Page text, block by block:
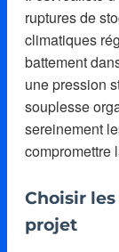
ruptures de
climatiques
battement
une pression
souplesse
sereinement
compromettre
Choisir
projet